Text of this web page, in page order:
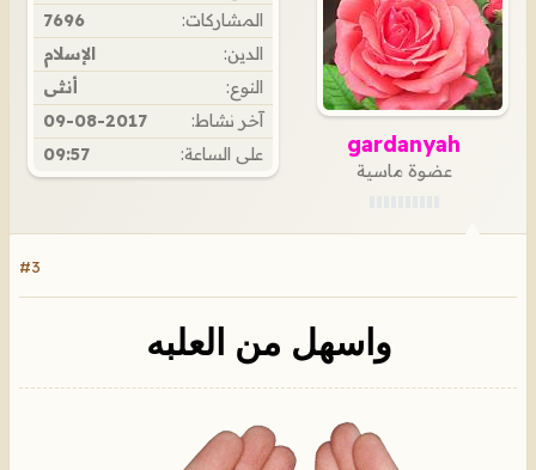
gardanyah
عضوة ماسية
المشاركات:
7696
الدين:
الإسلام
النوع:
أنثى
آخر نشاط:
09-08-2017
على الساعة:
09:57
#3
واسهل من العلبه